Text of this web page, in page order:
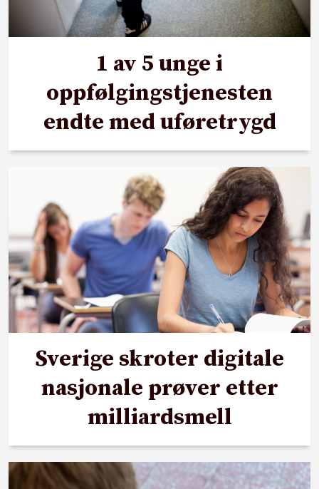
1 av 5 unge i
oppfølgingstjenesten
endte med uføretrygd
Sverige skroter digitale
nasjonale prøver etter
milliardsmell